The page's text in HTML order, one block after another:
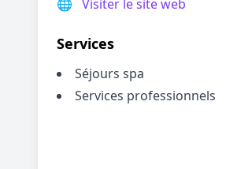
🌐 Visiter le site web
Services
Séjours spa
Services professionnels